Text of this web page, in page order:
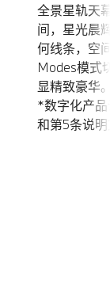
全景星轨天
间，星光晨
何线条，空
Modes模式
显精致豪华
*数字化产
和第5条说